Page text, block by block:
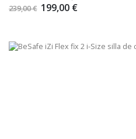
239,00 € 199,00 €